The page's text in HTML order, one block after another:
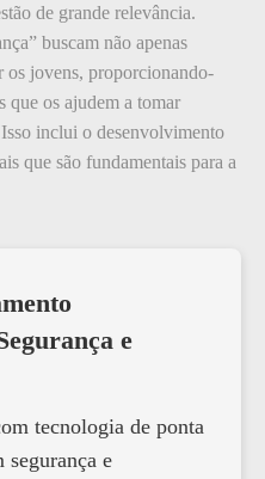
de grande relevância.
buscam não apenas
os jovens, proporcionando-
que os ajudem a tomar
Isso inclui o desenvolvimento
que são fundamentais para a
e
tecnologia de ponta
segurança e